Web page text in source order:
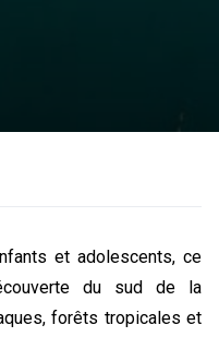
et adolescents, ce
du sud de la
forêts tropicales et